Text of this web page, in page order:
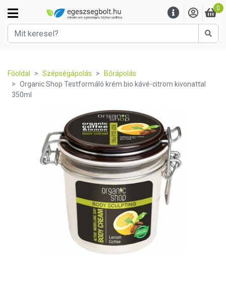
0
Főoldal Szépségápolás
Bőrápolás
Organic Shop Testformáló krém bio kávé-citrom kivonattal
350ml